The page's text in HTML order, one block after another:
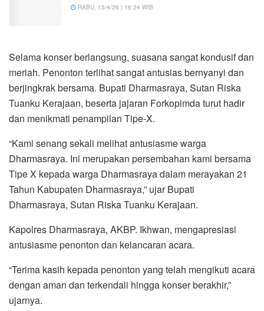
RABU, 15/4/26 | 16:24 WIB
Selama konser berlangsung, suasana sangat kondusif dan
meriah. Penonton terlihat sangat antusias bernyanyi dan
berjingkrak bersama. Bupati Dharmasraya, Sutan Riska
Tuanku Kerajaan, beserta jajaran Forkopimda turut hadir
dan menikmati penampilan Tipe-X.
“Kami senang sekali melihat antusiasme warga
Dharmasraya. Ini merupakan persembahan kami bersama
Tipe X kepada warga Dharmasraya dalam merayakan 21
Tahun Kabupaten Dharmasraya,” ujar Bupati
Dharmasraya, Sutan Riska Tuanku Kerajaan.
Kapolres Dharmasraya, AKBP. Ikhwan, mengapresiasi
antusiasme penonton dan kelancaran acara.
“Terima kasih kepada penonton yang telah mengikuti acara
dengan aman dan terkendali hingga konser berakhir,”
ujarnya.